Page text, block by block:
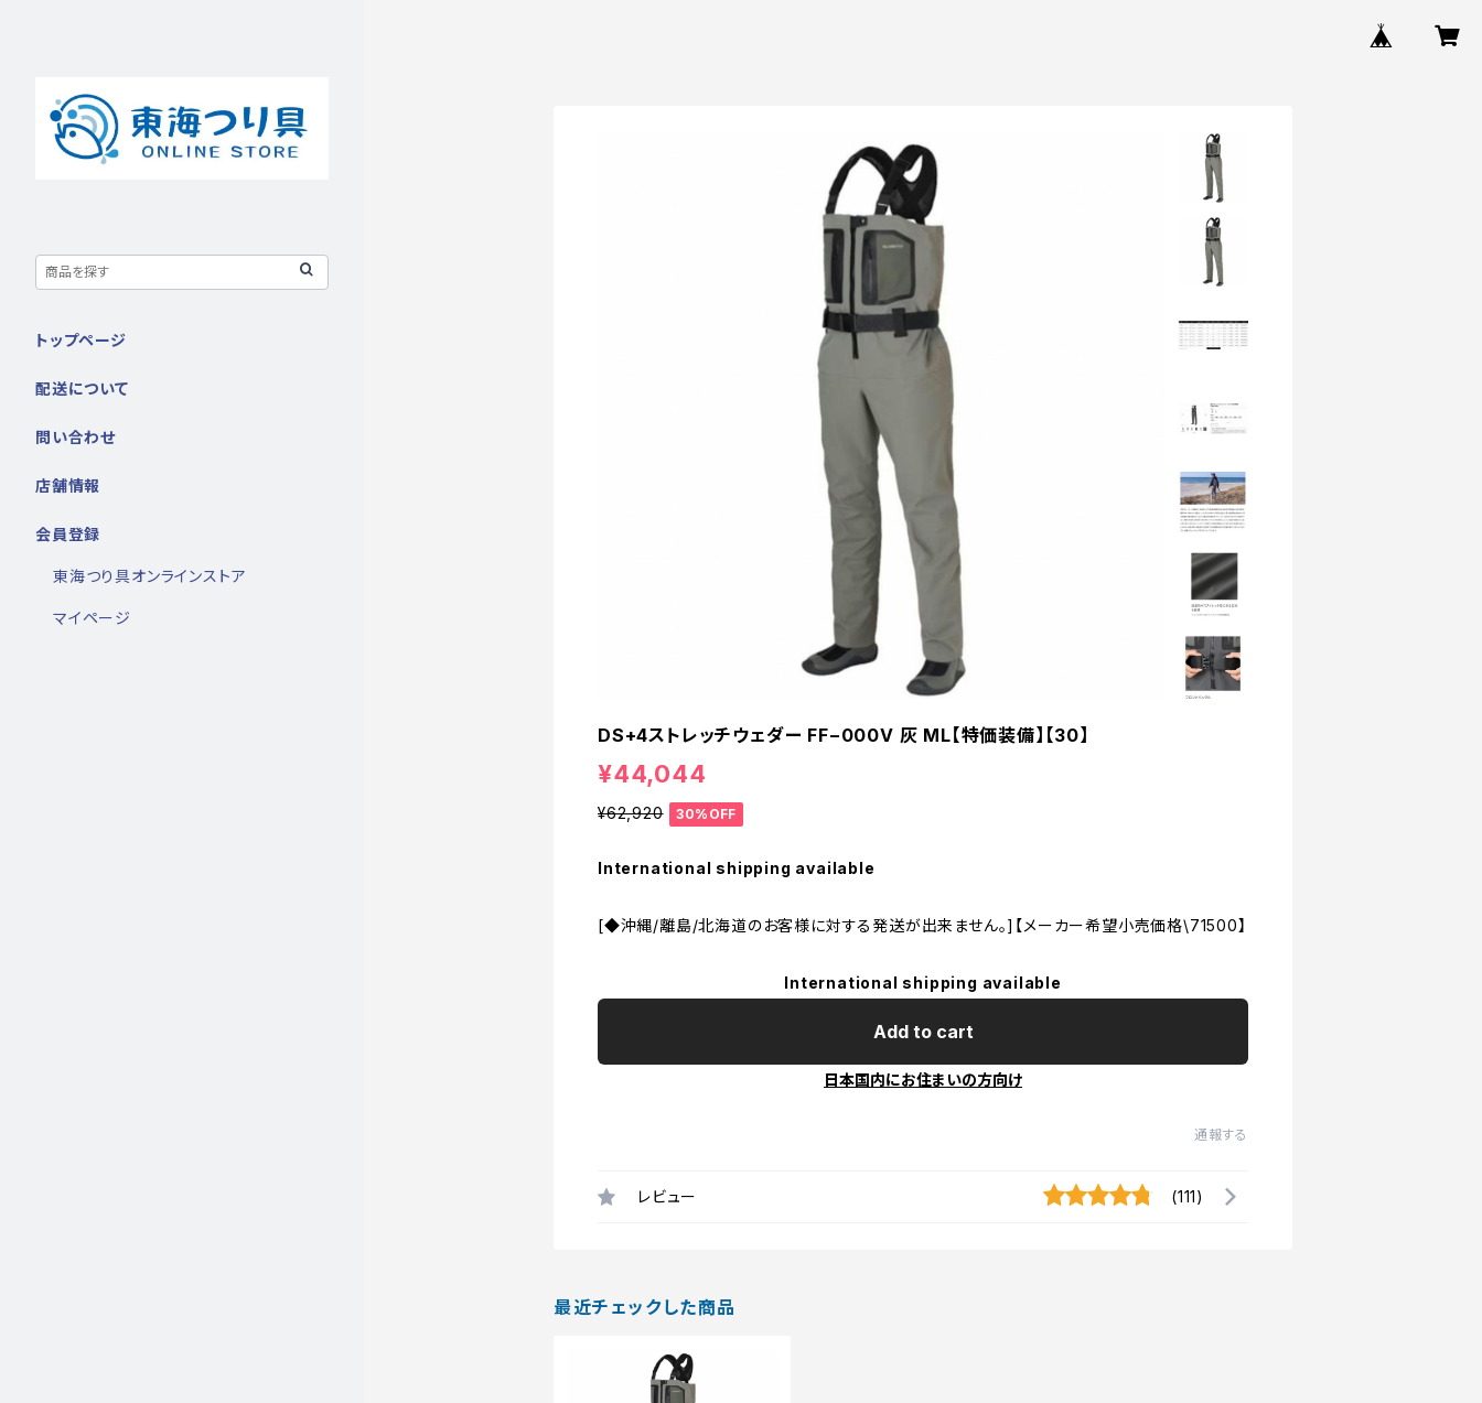
DS+4ストレッチウェダー FF−000V 灰 ML【特価装備】【30】
¥44,044
¥62,920 30%OFF
International shipping available
[◆沖縄/離島/北海道のお客様に対する発送が出来ません。]【メーカー希望小売価格\71500】
International shipping available
Add to cart
日本国内にお住まいの方向け
通報する
レビュー (111)
最近チェックした商品
トップページ
配送について
問い合わせ
店舗情報
会員登録
東海つり具オンラインストア
マイページ